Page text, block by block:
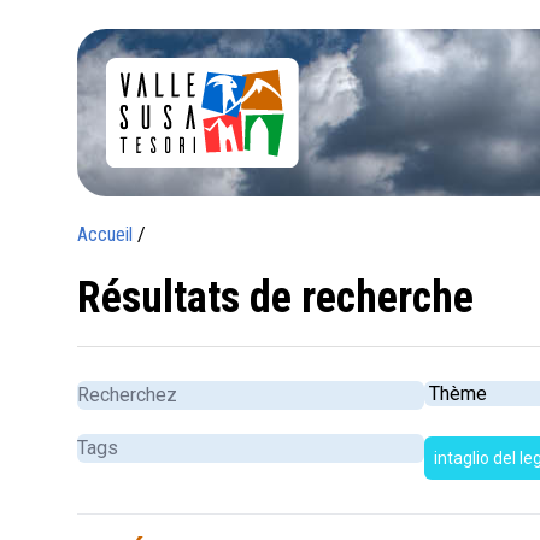
Accueil /
Résultats de recherche
intaglio del